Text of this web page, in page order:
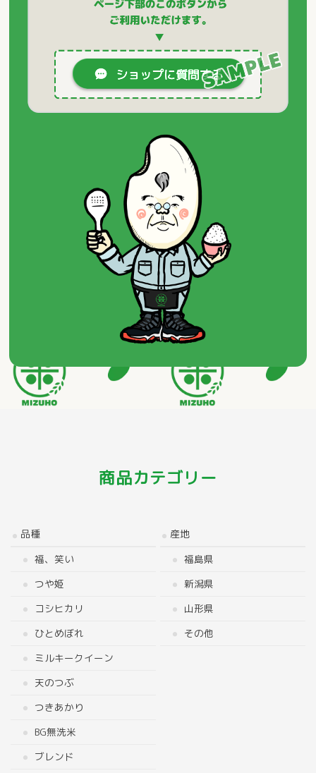
商品カテゴリー
品種
福、笑い
つや姫
コシヒカリ
ひとめぼれ
ミルキークイーン
天のつぶ
つきあかり
BG無洗米
ブレンド
産地
福島県
新潟県
山形県
その他